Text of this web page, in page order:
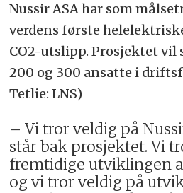
Nussir ASA har som
verdens første
CO2-utslipp. Prosjektet vil
200 og 300 ansatte i
Tetlie: LNS)
– Vi tror veldig på
står bak prosjektet. Vi
fremtidige utviklingen
og vi tror veldig på